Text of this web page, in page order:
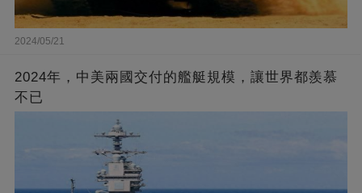
2024/05/21
2024年，中美兩國交付的艦艇規模，讓世界都羨慕
不已